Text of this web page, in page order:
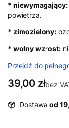
* niewymagający:
powietrza.
* zimozielony:
* wolny wzrost:
Przejdź do
Cena
39,00 złbez
Dostawa od